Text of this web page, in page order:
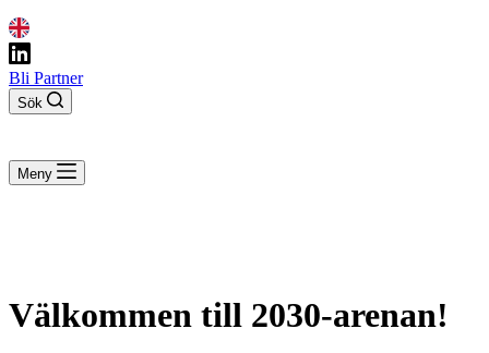
Bli Partner
Sök
Meny
Välkommen till 2030-arenan!